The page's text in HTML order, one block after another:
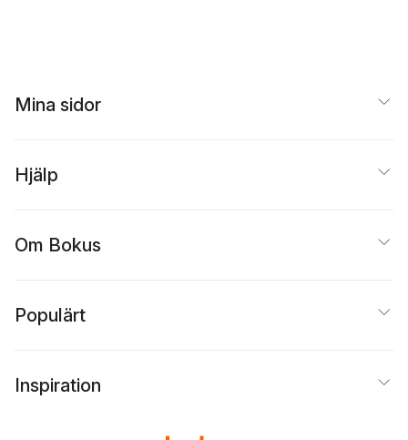
Mina sidor
Hjälp
Om Bokus
Populärt
Inspiration